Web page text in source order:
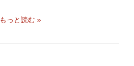
もっと読む »